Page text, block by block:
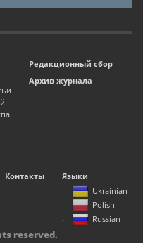
Редакционный сбор
Архив журнала
Контакты
Языки
Ukrainian
Polish
Russian
reserved.